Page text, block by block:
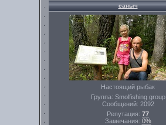
саныч
Настоящий рыбак
Группа: Smolfishing group
Сообщений: 2092
Репутация: 77
Замечания: 0%